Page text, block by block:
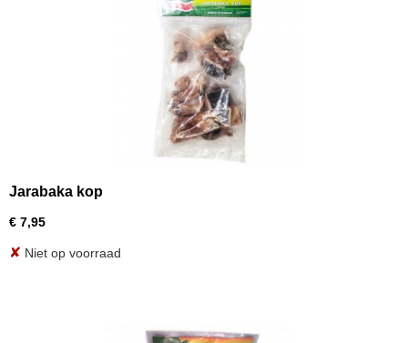
Jarabaka kop
€ 7,95
✘ Niet op voorraad